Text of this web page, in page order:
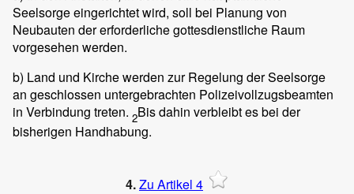
Seelsorge eingerichtet wird, soll bei Planung von
Neubauten der erforderliche gottesdienstliche Raum
vorgesehen werden.
b) Land und Kirche werden zur Regelung der Seelsorge
an geschlossen untergebrachten Polizeivollzugsbeamten
in Verbindung treten. 2Bis dahin verbleibt es bei der
bisherigen Handhabung.
4.Zu Artikel 4